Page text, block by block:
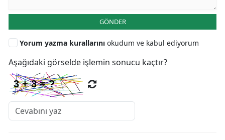
GÖNDER
Yorum yazma kurallarını okudum ve kabul ediyorum
Aşağıdaki görselde işlemin sonucu kaçtır?